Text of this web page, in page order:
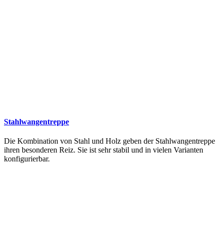
Stahlwangentreppe
Die Kombination von Stahl und Holz geben der Stahlwangentreppe
ihren besonderen Reiz. Sie ist sehr stabil und in vielen Varianten
konfigurierbar.